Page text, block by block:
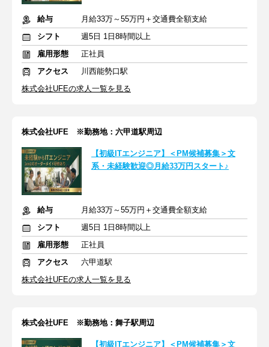
給与
月給33万～55万円＋交通費全額支給
シフト
週5日 1日8時間以上
雇用形態
正社員
アクセス
川西能勢口駅
株式会社UFEの求人一覧を見る
株式会社UFE ※勤務地：六甲道駅周辺
【初級ITエンジニア】＜PM候補募集＞文
系・未経験歓迎◎月給33万円スタート♪
給与
月給33万～55万円＋交通費全額支給
シフト
週5日 1日8時間以上
雇用形態
正社員
アクセス
六甲道駅
株式会社UFEの求人一覧を見る
株式会社UFE ※勤務地：舞子駅周辺
【初級ITエンジニア】＜PM候補募集＞文